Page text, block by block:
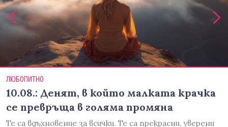
ЛЮБОПИТНО
10.08.: Денят, в който малката крачка
се превръща в голяма промяна
Те са вдъхновение за всички. Те са прекрасни, уверени